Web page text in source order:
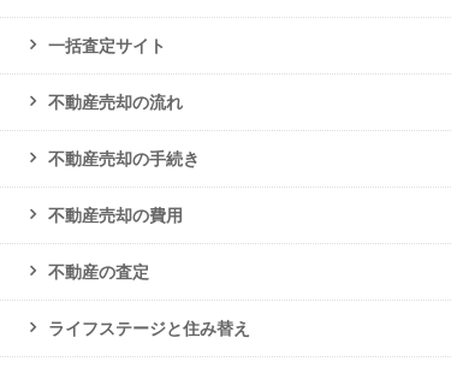
一括査定サイト
不動産売却の流れ
不動産売却の手続き
不動産売却の費用
不動産の査定
ライフステージと住み替え